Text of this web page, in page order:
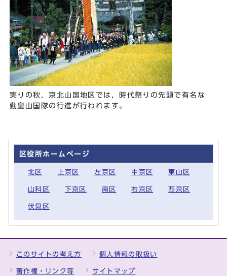
実りの秋，京北山国地区では，時代祭りの先頭で有名な
勤皇山国隊の行進が行われます。
区役所ホームページ
北区 上京区 左京区 中京区 東山区
山科区 下京区 南区 右京区 西京区
伏見区
このサイトの考え方 個人情報の取扱い
著作権・リンク等 サイトマップ